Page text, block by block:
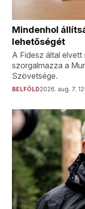
Mindenhol
lehetőségét
A Fidesz által
szorgalmazza a
Szövetsége.
BELFÖLD2026. aug. 7.